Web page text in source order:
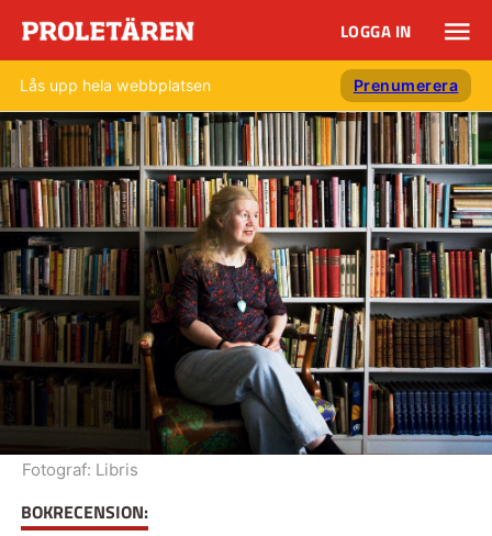
LOGGA IN
Lås upp hela webbplatsen Prenumerera
BOKRECENSION:
Fotograf: Libris